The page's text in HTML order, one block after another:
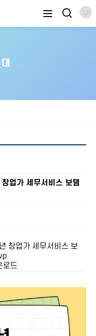
업가 세무서비스 보탬
창업가 세무서비스 보
로드